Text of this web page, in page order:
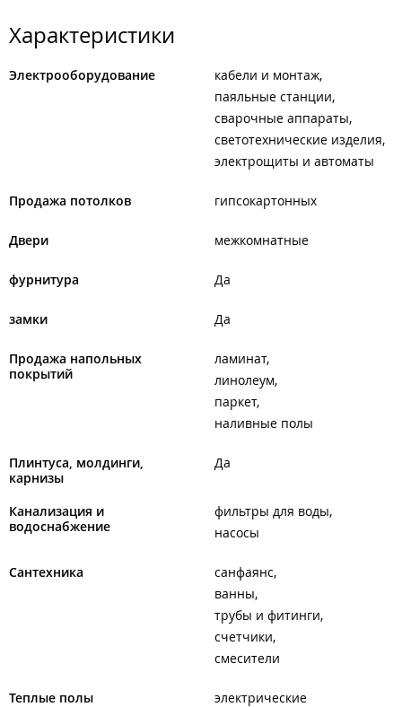
электрические теплые полы, терморегуляторы,
решетки),
строительные и отделочные материалы (шпатлевки,
мастики, ГКЛ, ГВЛ, МДФ, пластик, металлопрофиль
напольные покрытия (ламинат, линолеум, плинтуса,
инструмент (ручной, электрический, бензоинструмент),
карнизы,
пиломатериал,
замки, ручки, скобяные изделия,
лакокрасочные материалы, колеровка краски.
ИП Маценко А. П.
Характеристики
Электрооборудование
кабели и монтаж
паяльные станции
сварочные аппараты
светотехнические изделия
электрощиты и автоматы
Продажа потолков гипсокартонных
Двери межкомнатные
фурнитура Да
замки Да
Продажа напольных
покрытий
ламинат
линолеум
паркет
наливные полы
Плинтуса, молдинги,
карнизы
Да
Канализация и
водоснабжение
фильтры для воды
насосы
Сантехника
санфаянс
ванны
трубы и фитинги
счетчики
смесители
Теплые полы электрические